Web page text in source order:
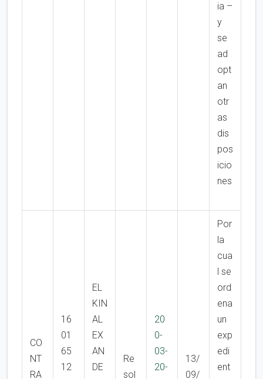
ia –
y
se
ad
opt
an
otr
as
dis
pos
icio
nes
CO
NT
RA
16
01
65
12
EL
KIN
AL
EX
AN
DE
Re
sol
20
0-
03-
20-
13/
09/
Por
la
cua
l se
ord
ena
un
exp
edi
ent